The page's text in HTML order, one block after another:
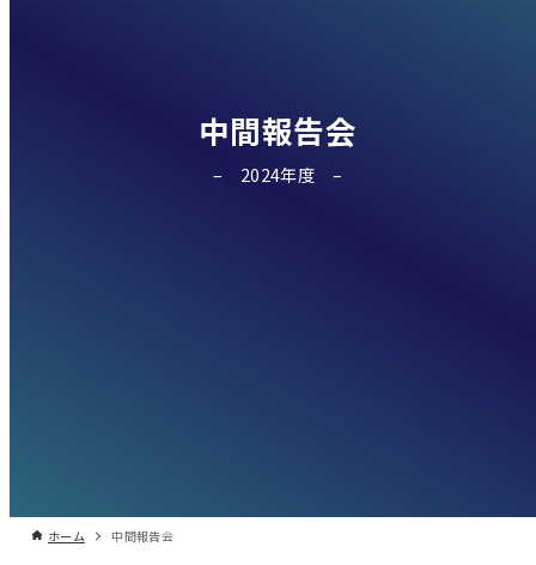
中間報告会
2024年度
ホーム 中間報告会